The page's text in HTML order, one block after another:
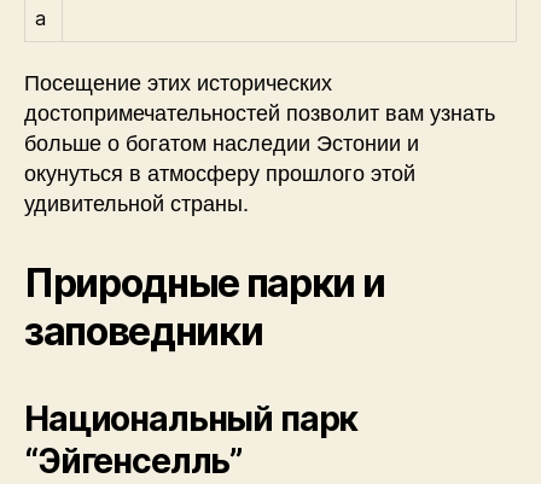
а
Посещение этих исторических
достопримечательностей позволит вам узнать
больше о богатом наследии Эстонии и
окунуться в атмосферу прошлого этой
удивительной страны.
Природные парки и
заповедники
Национальный парк
“Эйгенселль”